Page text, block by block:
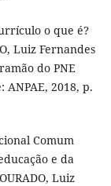
o que é?
Luiz Fernandes
do PNE
ANPAE, 2018, p.
Comum
e da
Luiz